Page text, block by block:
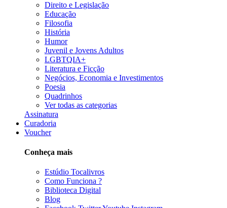
Direito e Legislação
Educação
Filosofia
História
Humor
Juvenil e Jovens Adultos
LGBTQIA+
Literatura e Ficção
Negócios, Economia e Investimentos
Poesia
Quadrinhos
Ver todas as categorias
Assinatura
Curadoria
Voucher
Conheça mais
Estúdio Tocalivros
Como Funciona ?
Biblioteca Digital
Blog